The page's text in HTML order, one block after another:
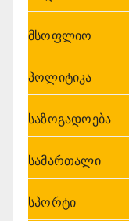
მსოფლიო
პოლიტიკა
საზოგადოება
სამართალი
სპორტი